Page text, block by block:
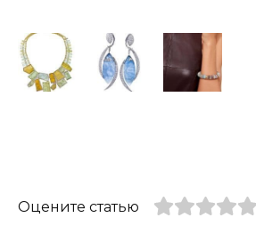
Оцените статью